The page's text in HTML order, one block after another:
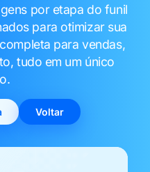
por etapa do funil
para otimizar sua
para vendas,
tudo em um único
Voltar